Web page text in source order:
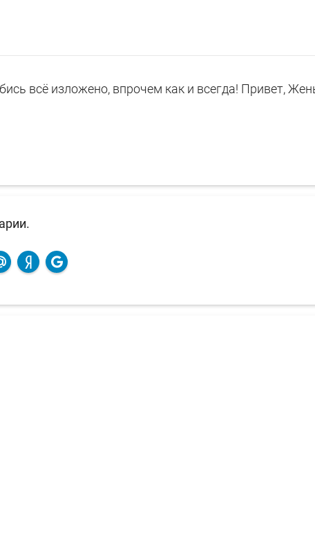
всё изложено, впрочем как и всегда! Привет,